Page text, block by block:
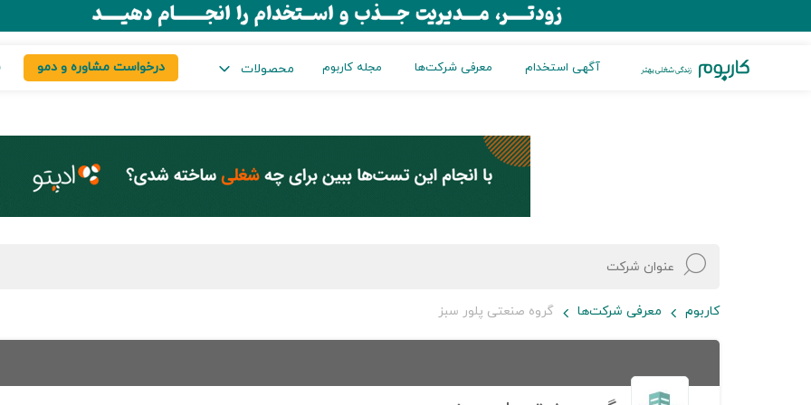
آگهی استخدام معرفی شرکت‌ها مجله کاربوم محصولات درخواست مشاوره و دمو
کاربوم معرفی شرکت‌ها گروه صنعتی پلور سبز